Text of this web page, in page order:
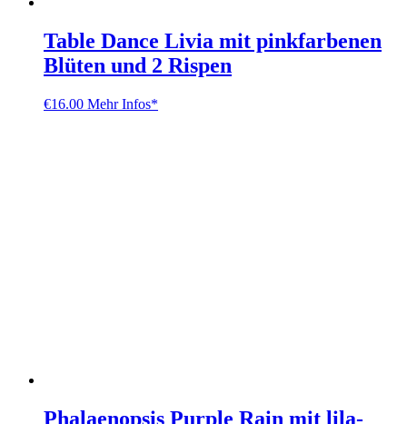
Table Dance Livia mit pinkfarbenen
Blüten und 2 Rispen
€16.00 Mehr Infos*
Phalaenopsis Purple Rain mit lila-